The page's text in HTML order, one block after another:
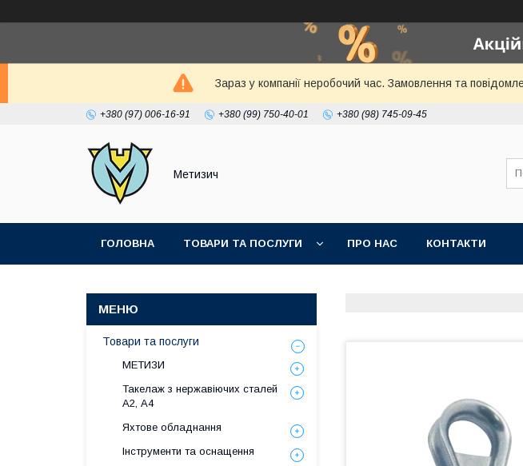
Зараз у компанії неробочий час. Замовлення та
+380 (97) 006-16-91 +380 (99) 750-40-01 +380 (98) 745-09-45
Метизич
ГОЛОВНА ТОВАРИ ТА ПОСЛУГИ ПРО НАС КОНТАКТИ
Товари та послуги
МЕТИЗИ
Такелаж з нержавіючих сталей
А2, А4
Яхтове обладнання
Інструменти та оснащення